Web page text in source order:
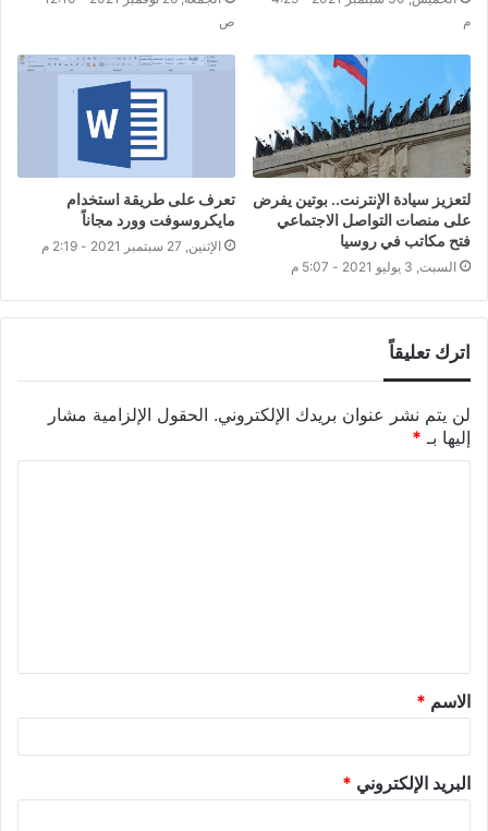
م
ص
لتعزيز سيادة الإنترنت.. بوتين يفرض
على منصات التواصل الاجتماعي
فتح مكاتب في روسيا
السبت, 3 يوليو 2021 - 5:07 م
تعرف على طريقة استخدام
مايكروسوفت وورد مجاناً
الإثنين, 27 سبتمبر 2021 - 2:19 م
اترك تعليقاً
لن يتم نشر عنوان بريدك الإلكتروني. الحقول الإلزامية مشار
إليها بـ *
الاسم *
البريد الإلكتروني *